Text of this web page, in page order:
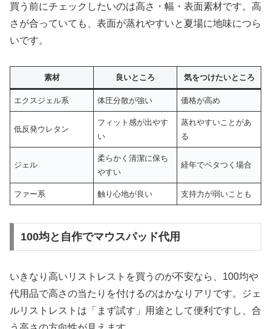
買う前にチェックしたいのは高さ・幅・表面素材です。高
さが合っていても、表面が蒸れやすいと夏場に地味につら
いです。
素材 良いところ 気をつけたいところ
エクスジェル系 体圧分散が強い 価格が高め
低反発ウレタン
フィット感が出やす
い
蒸れやすいことがあ
る
ジェル
柔らかく清潔に保ち
やすい
経年でベタつく場合
ファー系 触り心地が良い 支持力が弱いことも
100均と自作でマウスパッド代用
いきなり高いリストレストを買うのが不安なら、100均や
代用品で高さの当たりを付けるのはかなりアリです。ジェ
ルリストレストは「まず試す」用途として便利ですし、合